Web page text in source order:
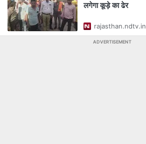
लगेगा कूड़े का ढेर
rajasthan.ndtv.in
ADVERTISEMENT